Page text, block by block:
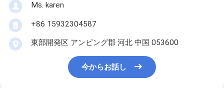
Ms. karen
+86 15932304587
東部開発区 アンピング郡 河北 中国 053600
今からお話し